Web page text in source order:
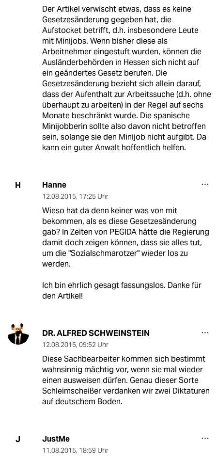
Der Artikel verwischt etwas, dass es keine
Gesetzesänderung gegeben hat, die
Aufstocket betrifft, d.h. insbesondere Leute
mit Minijobs. Wenn bisher diese als
Arbeitnehmer eingestuft wurden, können die
Ausländerbehörden in Hessen sich nicht auf
ein geändertes Gesetz berufen. Die
Gesetzesänderung bezieht sich allein darauf,
dass der Aufenthalt zur Arbeitssuche (d.h. ohne
überhaupt zu arbeiten) in der Regel auf sechs
Monate beschränkt wurde. Die spanische
Minijobberin sollte also davon nicht betroffen
sein, solange sie den Minijob nicht aufgibt. Da
kann ein guter Anwalt hoffentlich helfen.
H Hanne
12.08.2015, 17:25 Uhr
Wieso hat da denn keiner was von mit
bekommen, als es diese Gesetzesänderung
gab? In Zeiten von PEGIDA hätte die Regierung
damit doch zeigen können, dass sie alles tut,
um die "Sozialschmarotzer" wieder los zu
werden.
Ich bin ehrlich gesagt fassungslos. Danke für
den Artikel!
DR. ALFRED SCHWEINSTEIN
12.08.2015, 09:52 Uhr
Diese Sachbearbeiter kommen sich bestimmt
wahnsinnig mächtig vor, wenn sie mal wieder
einen ausweisen dürfen. Genau dieser Sorte
Schleimscheißer verdanken wir zwei Diktaturen
auf deutschem Boden.
J JustMe
11.08.2015, 18:59 Uhr